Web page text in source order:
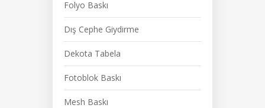
Folyo Baskı
Dış Cephe Giydirme
Dekota Tabela
Fotoblok Baskı
Mesh Baskı